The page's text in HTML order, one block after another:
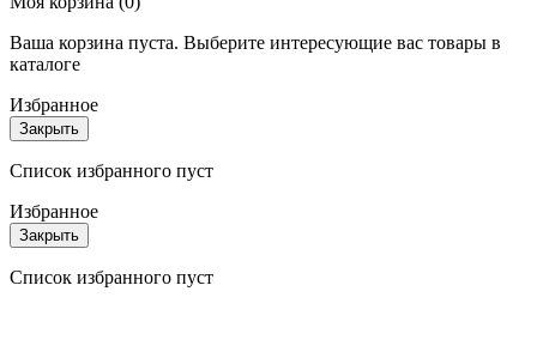
Ваша корзина пуста. Выберите интересующие вас товары в
каталоге
Избранное
Закрыть
Список избранного пуст
Избранное
Закрыть
Список избранного пуст